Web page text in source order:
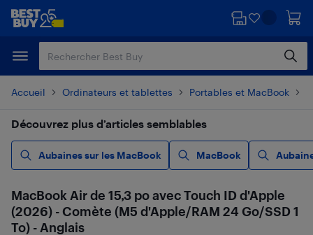
Passer
principal
Passer
Accueil Ordinateurs et tablettes Portables et MacBook
Découvrez plus d’articles semblables
Aubaines sur les MacBook MacBook
MacBook Air de 15,3 po avec Touch ID d'Apple
(2026) - Comète (M5 d'Apple/RAM 24 Go/SSD 1
To) - Anglais